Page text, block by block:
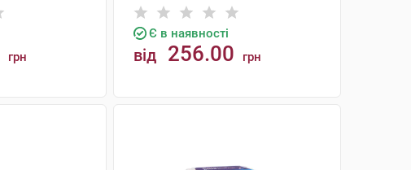
грн
Є в наявності
від 256.00 грн